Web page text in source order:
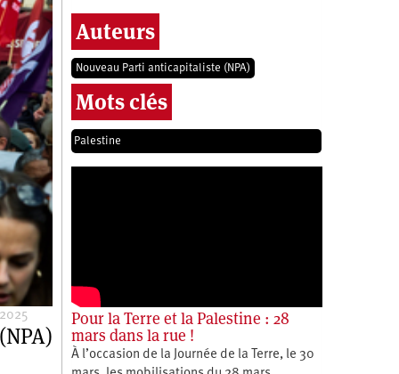
Auteurs
Nouveau Parti anticapitaliste (NPA)
Mots clés
Palestine
Pour la Terre et la Palestine : 28
mars dans la rue !
À l’occasion de la Journée de la Terre, le 30